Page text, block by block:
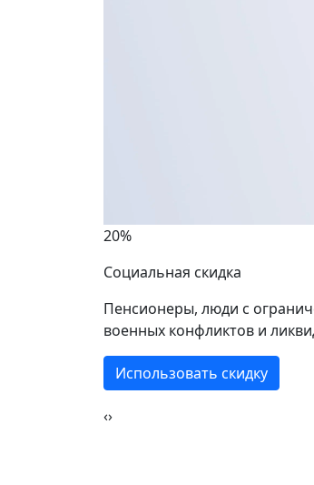
20%
Социальная скидка
Пенсионеры, люди с
военных конфликтов и
Использовать скидку
‹›